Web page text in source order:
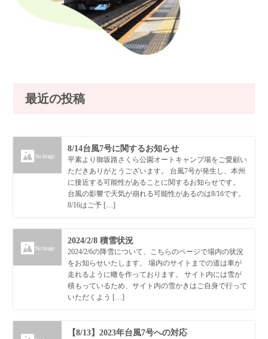
最近の投稿
8/14台風7号に関するお知らせ
平素より御坂路さくら公園オートキャンプ場をご愛顧い
ただきありがとうございます。 台風7号が発生し、本州
に接近する可能性があることに関するお知らせです。
台風の影響で天気が崩れる可能性があるのは8/16です。
8/16はご予 […]
2024/2/8 積雪状況
2024/2/6の降雪について、こちらのページで場内の状況
をお知らせいたします。 場内のサイトまでの道は車が
走れるように轍を作っております。 サイト内には雪が
積もっているため、サイト内の雪かきはご自身で行って
いただくよう […]
【8/13】2023年台風7号への対応